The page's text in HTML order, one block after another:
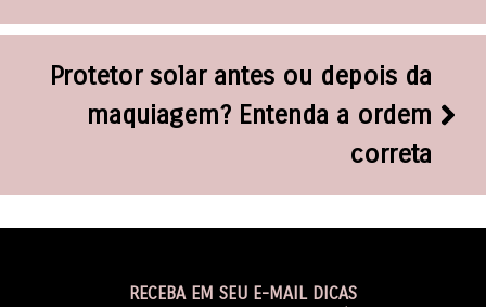
Protetor solar antes ou depois da
maquiagem? Entenda a ordem
correta
RECEBA EM SEU E-MAIL DICAS